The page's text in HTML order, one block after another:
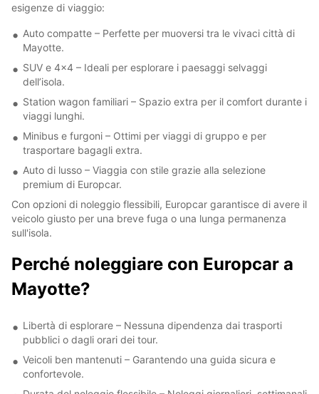
esigenze di viaggio:
Auto compatte – Perfette per muoversi tra le vivaci città di
Mayotte.
SUV e 4x4 – Ideali per esplorare i paesaggi selvaggi
dell’isola.
Station wagon familiari – Spazio extra per il comfort durante i
viaggi lunghi.
Minibus e furgoni – Ottimi per viaggi di gruppo e per
trasportare bagagli extra.
Auto di lusso – Viaggia con stile grazie alla selezione
premium di Europcar.
Con opzioni di noleggio flessibili, Europcar garantisce di avere il
veicolo giusto per una breve fuga o una lunga permanenza
sull'isola.
Perché noleggiare con Europcar a
Mayotte?
Libertà di esplorare – Nessuna dipendenza dai trasporti
pubblici o dagli orari dei tour.
Veicoli ben mantenuti – Garantendo una guida sicura e
confortevole.